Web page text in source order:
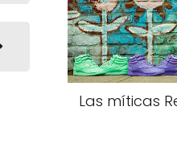
Las míticas